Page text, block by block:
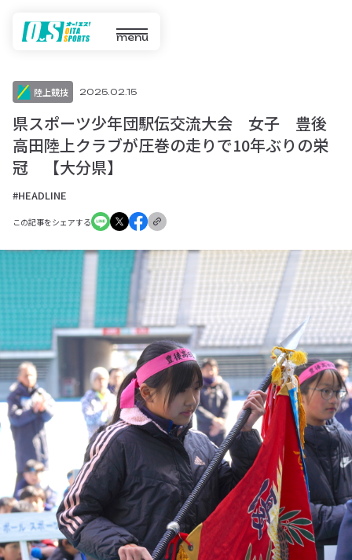
menu
陸上競技 2025.02.15
県スポーツ少年団駅伝交流大会 女子 豊後
高田陸上クラブが圧巻の走りで10年ぶりの栄
冠 【大分県】
#HEADLINE
この記事をシェアする